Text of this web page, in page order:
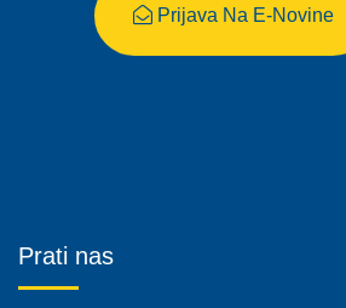
Prijava Na E-Novine
Prati nas